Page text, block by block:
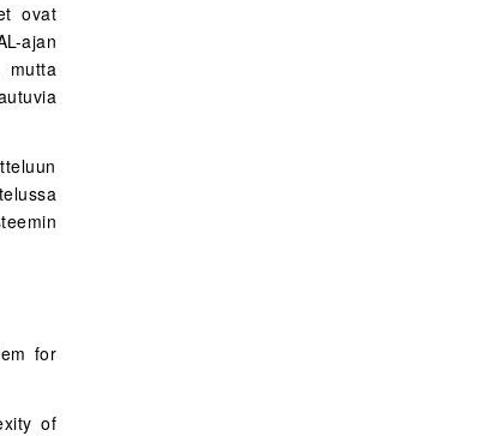
ovat
ajan
mutta
for
of